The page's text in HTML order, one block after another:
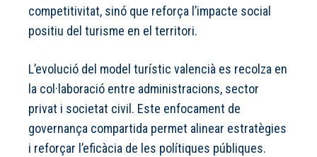
competitivitat, sinó que reforça l’impacte social
positiu del turisme en el territori.
L’evolució del model turístic valencià es recolza en
la col·laboració entre administracions, sector
privat i societat civil. Este enfocament de
governança compartida permet alinear estratègies
i reforçar l’eficàcia de les polítiques públiques.